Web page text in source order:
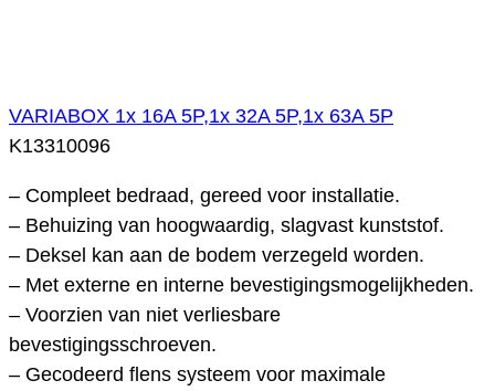
VARIABOX 1x 16A 5P,1x 32A 5P,1x 63A 5P
K13310096
– Compleet bedraad, gereed voor installatie.
– Behuizing van hoogwaardig, slagvast kunststof.
– Deksel kan aan de bodem verzegeld worden.
– Met externe en interne bevestigingsmogelijkheden.
– Voorzien van niet verliesbare
bevestigingsschroeven.
– Gecodeerd flens systeem voor maximale